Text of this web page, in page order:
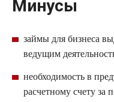
Минусы
займы для бизнеса
ведущим
необходимость в
расчетному счету за